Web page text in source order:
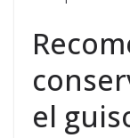
el